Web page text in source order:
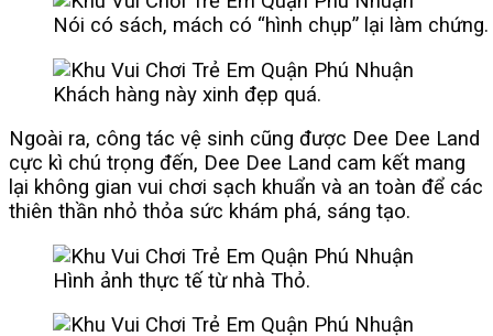
Nói có sách, mách có “hình chụp” lại làm chứng.
Khách hàng này xinh đẹp quá.
Ngoài ra, công tác vệ sinh cũng được Dee Dee Land
cực kì chú trọng đến, Dee Dee Land cam kết mang
lại không gian vui chơi sạch khuẩn và an toàn để các
thiên thần nhỏ thỏa sức khám phá, sáng tạo.
Hình ảnh thực tế từ nhà Thỏ.